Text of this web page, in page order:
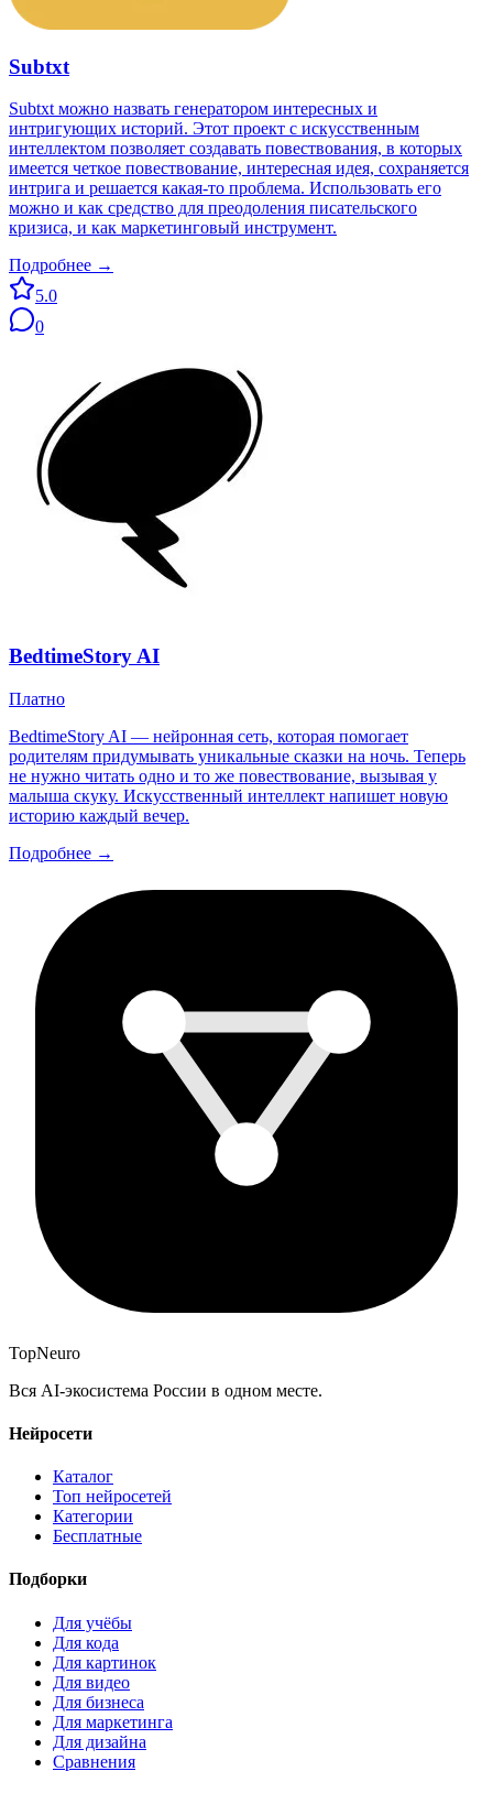
Subtxt
Subtxt можно назвать генератором интересных и
интригующих историй. Этот проект с искусственным
интеллектом позволяет создавать повествования, в которых
имеется четкое повествование, интересная идея, сохраняется
интрига и решается какая-то проблема. Использовать его
можно и как средство для преодоления писательского
кризиса, и как маркетинговый инструмент.
Подробнее →
5.0
0
BedtimeStory AI
Платно
BedtimeStory AI — нейронная сеть, которая помогает
родителям придумывать уникальные сказки на ночь. Теперь
не нужно читать одно и то же повествование, вызывая у
малыша скуку. Искусственный интеллект напишет новую
историю каждый вечер.
Подробнее →
TopNeuro
Вся AI-экосистема России в одном месте.
Нейросети
Каталог
Топ нейросетей
Категории
Бесплатные
Подборки
Для учёбы
Для кода
Для картинок
Для видео
Для бизнеса
Для маркетинга
Для дизайна
Сравнения